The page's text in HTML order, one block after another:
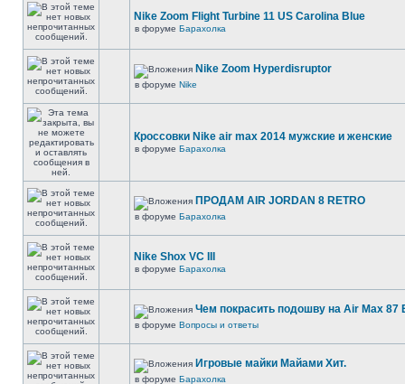
Nike Zoom Flight Turbine 11 US Carolina Blue
в форуме Барахолка
Nike Zoom Hyperdisruptor
в форуме Nike
Кроссовки Nike air max 2014 мужские и женские
в форуме Барахолка
ПРОДАМ AIR JORDAN 8 RETRO
в форуме Барахолка
Nike Shox VC III
в форуме Барахолка
Чем покрасить подошву на Air Max 87
в форуме Вопросы и ответы
Игровые майки Майами Хит.
в форуме Барахолка